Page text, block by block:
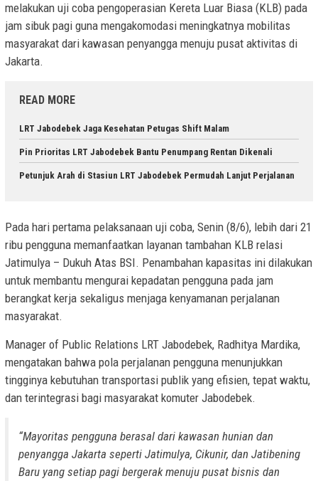
melakukan uji coba pengoperasian Kereta Luar Biasa (KLB) pada
jam sibuk pagi guna mengakomodasi meningkatnya mobilitas
masyarakat dari kawasan penyangga menuju pusat aktivitas di
Jakarta.
READ MORE
LRT Jabodebek Jaga Kesehatan Petugas Shift Malam
Pin Prioritas LRT Jabodebek Bantu Penumpang Rentan Dikenali
Petunjuk Arah di Stasiun LRT Jabodebek Permudah Lanjut Perjalanan
Pada hari pertama pelaksanaan uji coba, Senin (8/6), lebih dari 21
ribu pengguna memanfaatkan layanan tambahan KLB relasi
Jatimulya – Dukuh Atas BSI. Penambahan kapasitas ini dilakukan
untuk membantu mengurai kepadatan pengguna pada jam
berangkat kerja sekaligus menjaga kenyamanan perjalanan
masyarakat.
Manager of Public Relations LRT Jabodebek, Radhitya Mardika,
mengatakan bahwa pola perjalanan pengguna menunjukkan
tingginya kebutuhan transportasi publik yang efisien, tepat waktu,
dan terintegrasi bagi masyarakat komuter Jabodebek.
“Mayoritas pengguna berasal dari kawasan hunian dan
penyangga Jakarta seperti Jatimulya, Cikunir, dan Jatibening
Baru yang setiap pagi bergerak menuju pusat bisnis dan